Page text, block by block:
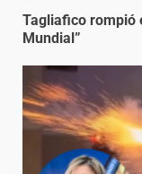
Tagliafico rompió
Mundial”